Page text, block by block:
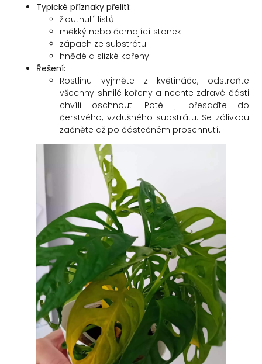
Typické příznaky přelití:
žloutnutí listů
měkký nebo černající stonek
zápach ze substrátu
hnědé a slizké kořeny
Řešení:
Rostlinu vyjměte z květináče, odstraňte
všechny shnilé kořeny a nechte zdravé části
chvíli oschnout. Poté ji přesaďte do
čerstvého, vzdušného substrátu. Se zálivkou
začněte až po částečném proschnutí.